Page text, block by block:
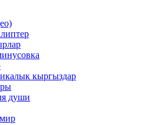
кыргыздар
души